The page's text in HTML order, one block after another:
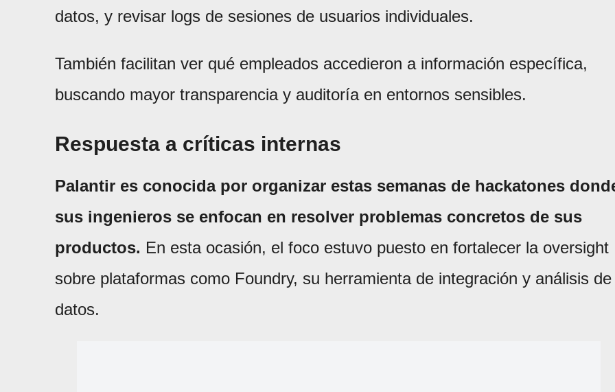
datos, y revisar logs de sesiones de usuarios individuales.
También facilitan ver qué empleados accedieron a información específica,
buscando mayor transparencia y auditoría en entornos sensibles.
Respuesta a críticas internas
Palantir es conocida por organizar estas semanas de hackatones
sus ingenieros se enfocan en resolver problemas concretos de sus
productos. En esta ocasión, el foco estuvo puesto en fortalecer la oversight
sobre plataformas como Foundry, su herramienta de integración y análisis de
datos.